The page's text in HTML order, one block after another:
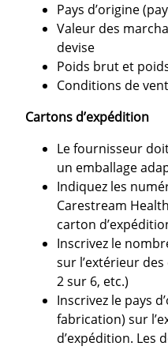
Pays d’origine
Valeur des
devise
Poids brut et
Conditions de
Cartons d’expédition
Le fournisseur
un emballage
Indiquez les
Carestream
carton
Inscrivez le
sur l’extérieur
2 sur 6, etc.)
Inscrivez le pays
fabrication) sur
d’expédition. Les